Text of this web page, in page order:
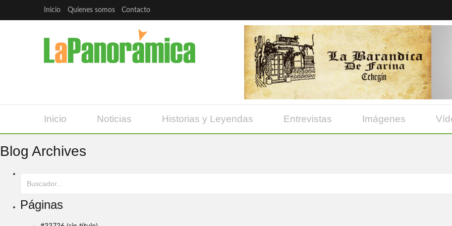
Inicio Quienes somos Contacto
Inicio Noticias Historias y Leyendas Entrevistas Imágenes
Blog Archives
Páginas